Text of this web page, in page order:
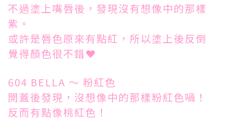
不過塗上嘴唇後，發現沒有想像中的那樣
紫。
或許是唇色原來有點紅，所以塗上後反倒
覺得顏色很不錯❤
604 BELLA ～ 粉紅色
開蓋後發現，沒想像中的那樣粉紅色喎！
反而有點像桃紅色！